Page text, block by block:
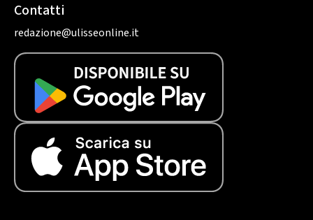
Contatti
redazione@ulisseonline.it